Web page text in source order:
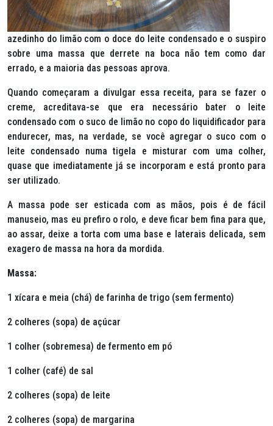
azedinho do limão com o doce do leite condensado e o suspiro
sobre uma massa que derrete na boca não tem como dar
errado, e a maioria das pessoas aprova.
Quando começaram a divulgar essa receita, para se fazer o
creme, acreditava-se que era necessário bater o leite
condensado com o suco de limão no copo do liquidificador para
endurecer, mas, na verdade, se você agregar o suco com o
leite condensado numa tigela e misturar com uma colher,
quase que imediatamente já se incorporam e está pronto para
ser utilizado.
A massa pode ser esticada com as mãos, pois é de fácil
manuseio, mas eu prefiro o rolo, e deve ficar bem fina para que,
ao assar, deixe a torta com uma base e laterais delicada, sem
exagero de massa na hora da mordida.
Massa:
1 xícara e meia (chá) de farinha de trigo (sem fermento)
2 colheres (sopa) de açúcar
1 colher (sobremesa) de fermento em pó
1 colher (café) de sal
2 colheres (sopa) de leite
2 colheres (sopa) de margarina